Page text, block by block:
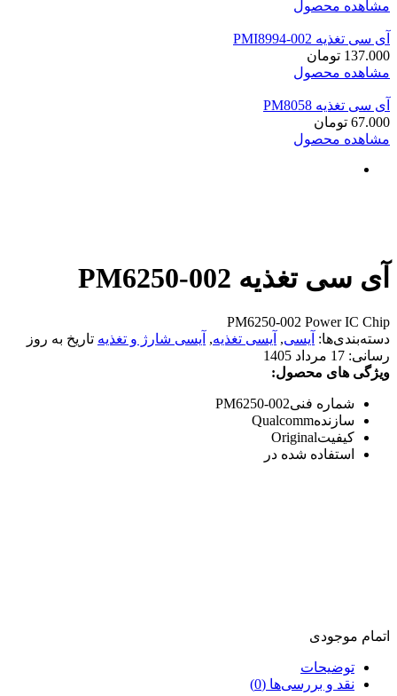
مشاهده محصول
آی سی تغذیه PMI8994-002
137.000 تومان
مشاهده محصول
آی سی تغذیه PM8058
67.000 تومان
مشاهده محصول
آی سی تغذیه PM6250-002
PM6250-002 Power IC Chip
دسته‌بندی‌ها: آیسی, آیسی تغذیه, آیسی شارژ و تغذیه تاریخ به روز
رسانی: 17 مرداد 1405
ویژگی های محصول:
شماره فنیPM6250-002
سازندهQualcomm
کیفیتOriginal
استفاده شده در
اتمام موجودی
توضیحات
نقد و بررسی‌ها (0)